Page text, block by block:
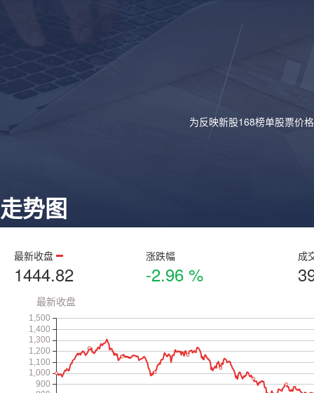
为反映新股168榜单股票价
走势图
最新收盘
1444.82
涨跌幅
-2.96 %
成